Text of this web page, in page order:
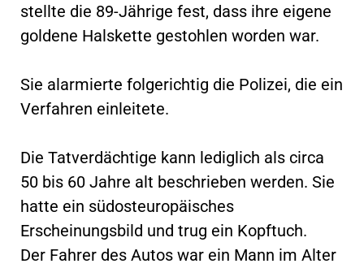
stellte die 89-Jährige fest, dass ihre eigene
goldene Halskette gestohlen worden war.
Sie alarmierte folgerichtig die Polizei, die ein
Verfahren einleitete.
Die Tatverdächtige kann lediglich als circa
50 bis 60 Jahre alt beschrieben werden. Sie
hatte ein südosteuropäisches
Erscheinungsbild und trug ein Kopftuch.
Der Fahrer des Autos war ein Mann im Alter